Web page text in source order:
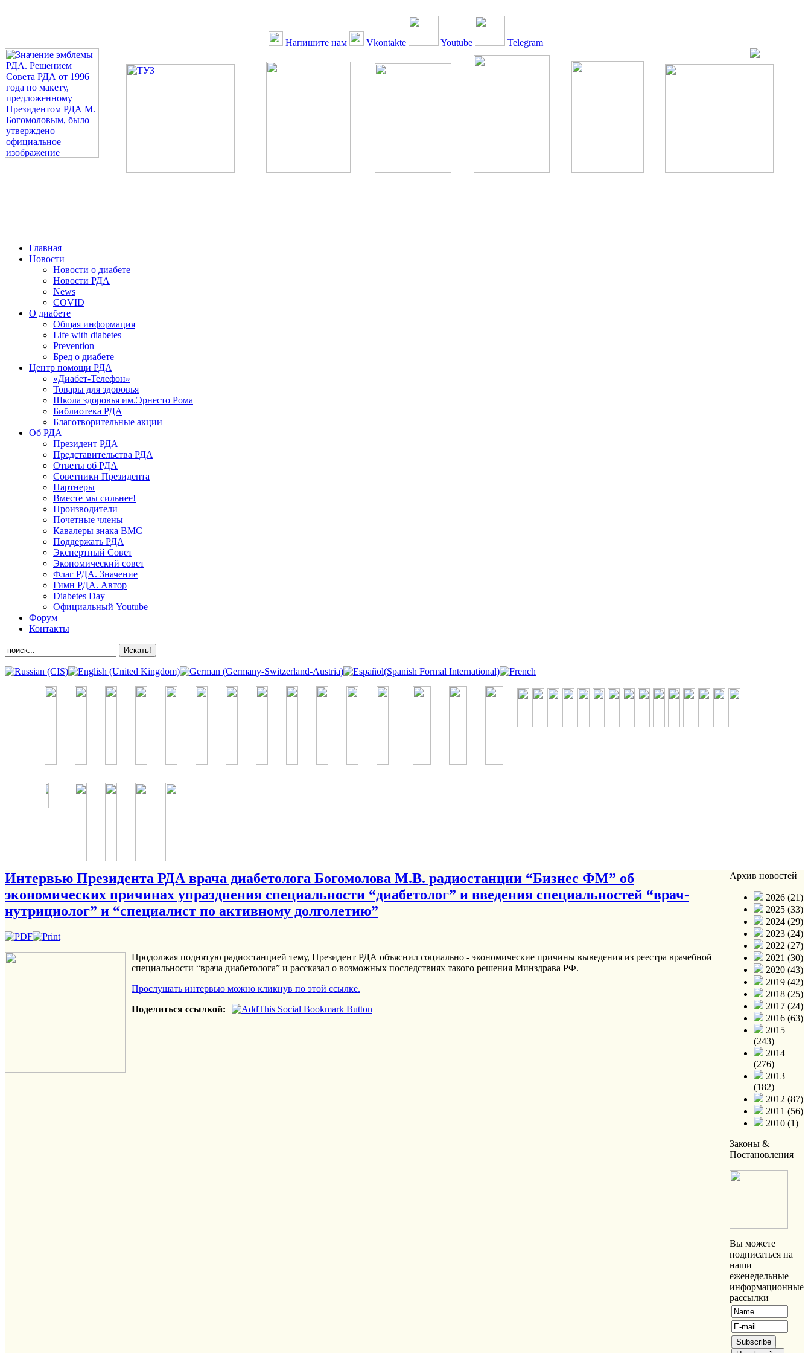
Напишите нам Vkontakte Youtube Telegram
Главная
Новости
Новости о диабете
Новости РДА
News
COVID
О диабете
Общая информация
Life with diabetes
Prevention
Бред о диабете
Центр помощи РДА
«Диабет-Телефон»
Товары для здоровья
Школа здоровья им.Эрнесто Рома
Библиотека РДА
Благотворительные акции
Об РДА
Президент РДА
Представительства РДА
Ответы об РДА
Советники Президента
Партнеры
Вместе мы сильнее!
Производители
Почетные члены
Кавалеры знака ВМС
Поддержать РДА
Экспертный Совет
Экономический совет
Флаг РДА. Значение
Гимн РДА. Автор
Diabetes Day
Официальный Youtube
Форум
Контакты
Интервью Президента РДА врача диабетолога Богомолова М.В. радиостанции “Бизнес ФМ” об
экономических причинах упразднения специальности “диабетолог” и введения специальностей “врач-
нутрициолог” и “специалист по активному долголетию”
Продолжая поднятую радиостанцией тему, Президент РДА объяснил социально - экономические причины выведения из реестра врачебной
специальности “врача диабетолога” и рассказал о возможных последствиях такого решения Минздрава РФ.
Прослушать интервью можно кликнув по этой ссылке.
Поделиться ссылкой:
Архив новостей
2026 (21)
2025 (33)
2024 (29)
2023 (24)
2022 (27)
2021 (30)
2020 (43)
2019 (42)
2018 (25)
2017 (24)
2016 (63)
2015
(243)
2014
(276)
2013
(182)
2012 (87)
2011 (56)
2010 (1)
Законы &
Постановления
Вы можете
подписаться на
наши
еженедельные
информационные
рассылки